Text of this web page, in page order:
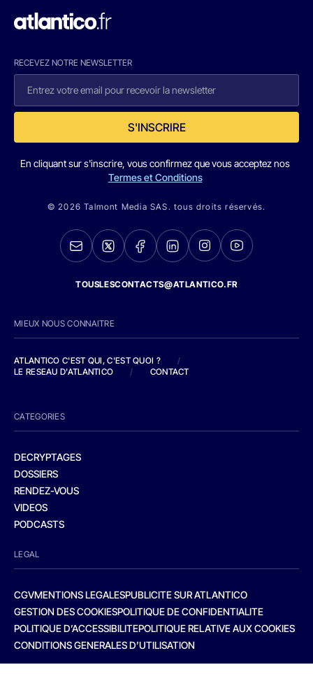
RECEVEZ NOTRE NEWSLETTER
S'INSCRIRE
En cliquant sur s'inscrire, vous confirmez que vous acceptez nos
Termes et Conditions
© 2026 Talmont Media SAS. tous droits réservés.
TOUSLESCONTACTS@ATLANTICO.FR
MIEUX NOUS CONNAITRE
ATLANTICO C'EST QUI, C'EST QUOI ?
/
LE RESEAU D'ATLANTICO
/ CONTACT
CATEGORIES
DECRYPTAGES
DOSSIERS
RENDEZ-VOUS
VIDEOS
PODCASTS
LEGAL
CGVMENTIONS LEGALESPUBLICITE SUR ATLANTICO
GESTION DES COOKIESPOLITIQUE DE CONFIDENTIALITE
POLITIQUE D’ACCESSIBILITEPOLITIQUE RELATIVE AUX COOKIES
CONDITIONS GENERALES D’UTILISATION